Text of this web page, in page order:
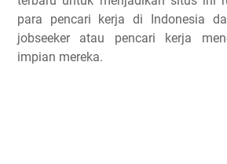
para pencari kerja di Indonesia
jobseeker atau pencari kerja
impian mereka.